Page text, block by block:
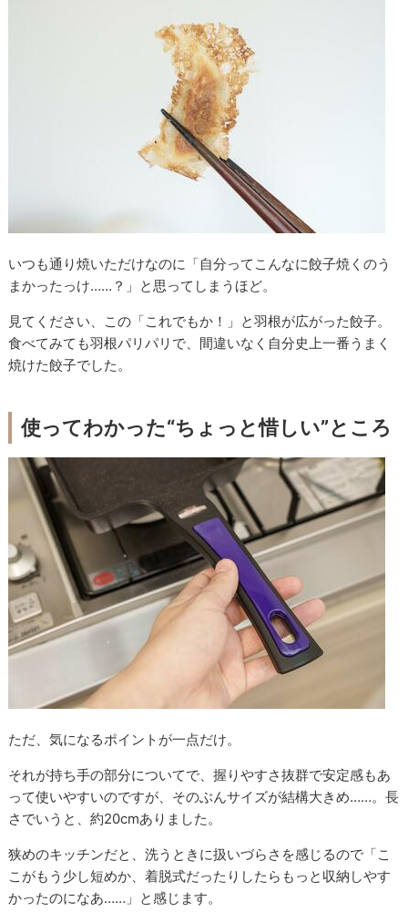
いつも通り焼いただけなのに「自分ってこんなに餃子焼くのう
まかったっけ……？」と思ってしまうほど。
見てください、この「これでもか！」と羽根が広がった餃子。
食べてみても羽根パリパリで、間違いなく自分史上一番うまく
焼けた餃子でした。
使ってわかった“ちょっと惜しい”ところ
ただ、気になるポイントが一点だけ。
それが持ち手の部分についてで、握りやすさ抜群で安定感もあ
って使いやすいのですが、そのぶんサイズが結構大きめ……。長
さでいうと、約20cmありました。
狭めのキッチンだと、洗うときに扱いづらさを感じるので「こ
こがもう少し短めか、着脱式だったりしたらもっと収納しやす
かったのになあ……」と感じます。